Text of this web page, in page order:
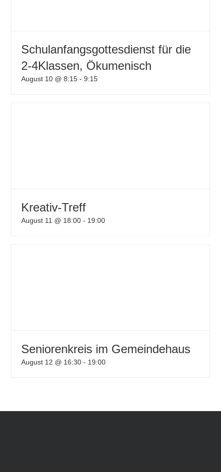
Schulanfangsgottesdienst für die
2-4Klassen, Ökumenisch
August 10 @ 8:15 -9:15
Kreativ-Treff
August 11 @ 18:00 - 19:00
Seniorenkreis im Gemeindehaus
August 12 @ 16:30 - 19:00